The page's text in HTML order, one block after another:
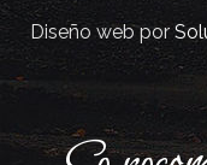
Diseño web por